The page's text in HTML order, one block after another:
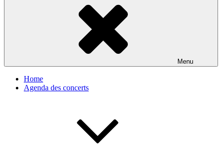
Menu
Home
Agenda des concerts